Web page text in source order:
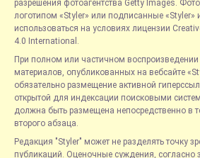
разрешения фотоагентства Getty Images.
логотипом «Styler» или подписанные «Styler»
использоваться на условиях лицензии
4.0 International.
При полном или частичном
материалов, опубликованных на вебсайте
обязательно размещение активной
открытой для индексации поисковыми
должна быть размещена непосредственно в
второго абзаца.
Редакция "Styler" может не разделять точку
публикаций. Оценочные суждения, согласно